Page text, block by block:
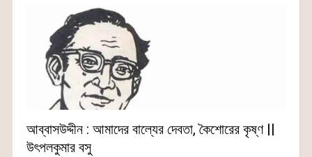
আব্বাসউদ্দীন : আমাদের বাল্যের দেবতা, কৈশোরের কৃষ্ণ ||
উৎপলকুমার বসু